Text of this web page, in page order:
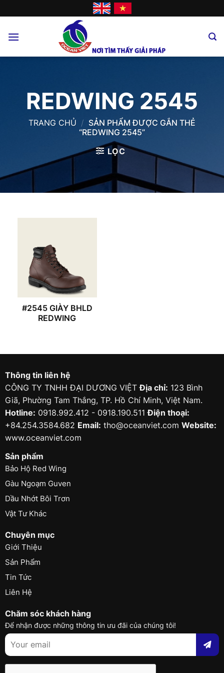
to
REDWING 2545
TRANG CHỦ / SẢN PHẨM ĐƯỢC GẮN THẺ
“REDWING 2545”
LỌC
#2545 GIÀY BHLD
REDWING
Thông tin liên hệ
CÔNG TY TNHH ĐẠI DƯƠNG VIỆTĐịa chỉ: 123 Bình
Giã, Phường Tam Thắng, TP. Hồ Chí Minh, Việt Nam.
Hotline: 0918.992.412 - 0918.190.511Điện thoại:
+84.254.3584.682 Email: tho@oceanviet.com Website:
www.oceanviet.com
Sản phẩm
Bảo Hộ Red Wing
Gàu Ngoạm Guven
Dầu Nhớt Bôi Trơn
Vật Tư Khác
Chuyên mục
Giới Thiệu
Sản Phẩm
Tin Tức
Liên Hệ
Chăm sóc khách hàng
Để nhận được những thông tin ưu đãi của chúng tôi!